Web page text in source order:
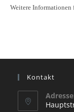
Weitere Informationen
Kontakt